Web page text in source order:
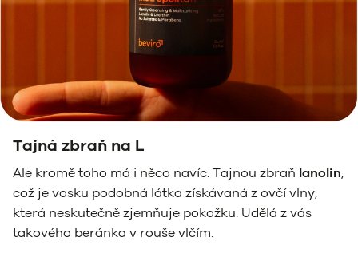
Tajná zbraň na L
Ale kromě toho má i něco navíc. Tajnou zbraň lanolin,
což je vosku podobná látka získávaná z ovčí vlny,
která neskutečně zjemňuje pokožku. Udělá z vás
takového beránka v rouše vlčím.